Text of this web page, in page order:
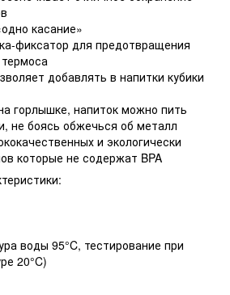
касание»
фиксатор для предотвращения
добавлять в напитки кубики
горлышке, напиток можно пить
не боясь обжечься об металл
и экологически
которые не содержат BPA
воды 95°C, тестирование при
20°C)